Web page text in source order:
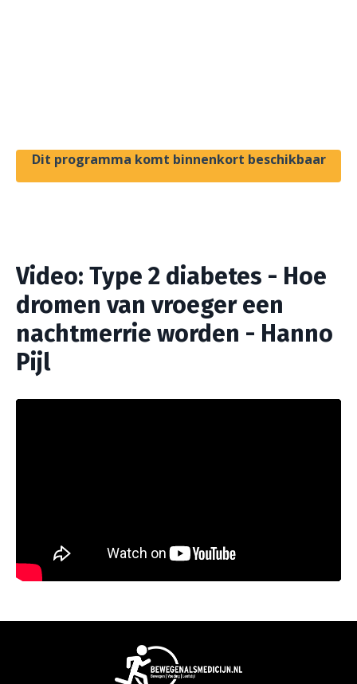
Dit programma komt binnenkort beschikbaar
Video: Type 2 diabetes - Hoe
dromen van vroeger een
nachtmerrie worden - Hanno
Pijl